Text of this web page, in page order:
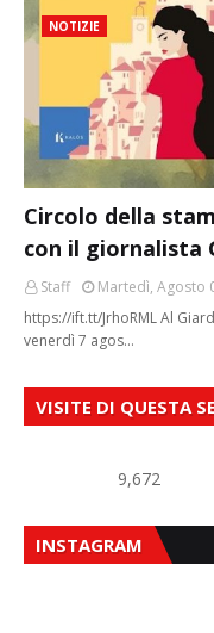
NOTIZIE
Circolo della
con il giornalista
Staff
Martedì, Agosto
https://ift.tt/JrhoRML Al
venerdì 7 agos…
VISITE DI QUESTA
9,672
INSTAGRAM